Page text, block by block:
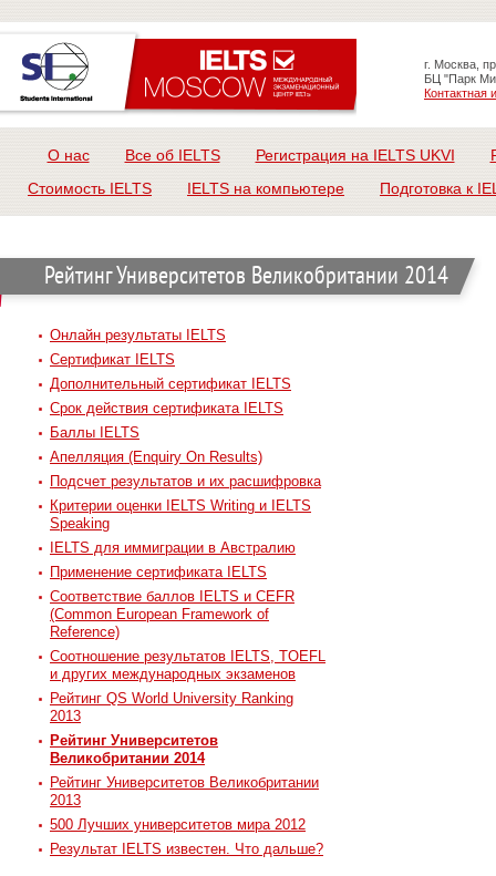
г. Москва,
БЦ "Парк
Контактная
О нас Все об IELTS Регистрация на IELTS UKVI
Стоимость IELTS
IELTS на компьютере Подготовка к
Рейтинг Университетов Великобритании 2014
Онлайн результаты IELTS
Сертификат IELTS
Дополнительный сертификат IELTS
Срок действия сертификата IELTS
Баллы IELTS
Апелляция (Enquiry On Results)
Подсчет результатов и их расшифровка
Критерии оценки IELTS Writing и IELTS
Speaking
IELTS для иммиграции в Австралию
Применение сертификата IELTS
Соответствие баллов IELTS и CEFR
(Common European Framework of
Reference)
Соотношение результатов IELTS, TOEFL
и других международных экзаменов
Рейтинг QS World University Ranking
2013
Рейтинг Университетов
Великобритании 2014
Рейтинг Университетов Великобритании
2013
500 Лучших университетов мира 2012
Результат IELTS известен. Что дальше?